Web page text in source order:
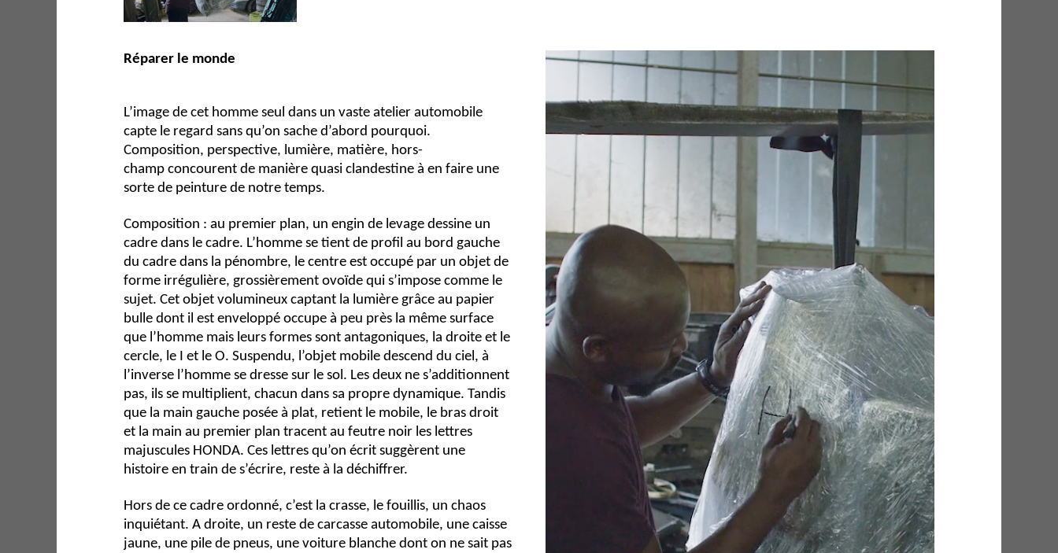
Réparer le monde
L’image de cet homme seul dans un vaste atelier automobile
capte le regard sans qu’on sache d’abord pourquoi.
Composition, perspective, lumière, matière, hors-
champ concourent de manière quasi clandestine à en faire une
sorte de peinture de notre temps.
Composition : au premier plan, un engin de levage dessine un
cadre dans le cadre. L’homme se tient de profil au bord gauche
du cadre dans la pénombre, le centre est occupé par un objet de
forme irrégulière, grossièrement ovoïde qui s’impose comme le
sujet. Cet objet volumineux captant la lumière grâce au papier
bulle dont il est enveloppé occupe à peu près la même surface
que l’homme mais leurs formes sont antagoniques, la droite et le
cercle, le I et le O. Suspendu, l’objet mobile descend du ciel, à
l’inverse l’homme se dresse sur le sol. Les deux ne s’additionnent
pas, ils se multiplient, chacun dans sa propre dynamique. Tandis
que la main gauche posée à plat, retient le mobile, le bras droit
et la main au premier plan tracent au feutre noir les lettres
majuscules HONDA. Ces lettres qu’on écrit suggèrent une
histoire en train de s’écrire, reste à la déchiffrer.
Hors de ce cadre ordonné, c’est la crasse, le fouillis, un chaos
inquiétant. A droite, un reste de carcasse automobile, une caisse
jaune, une pile de pneus, une voiture blanche dont on ne sait pas